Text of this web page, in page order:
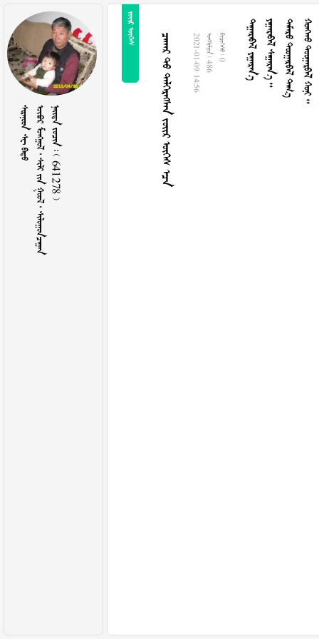
             641278 
 
      2021-01-09 14:56  486  0         